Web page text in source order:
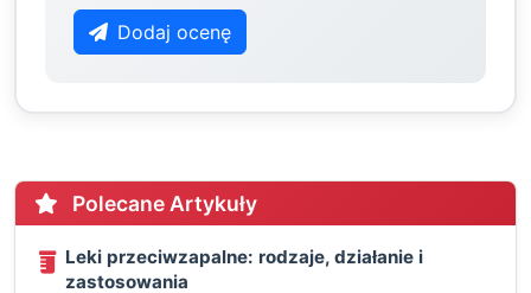
Dodaj ocenę
Polecane Artykuły
Leki przeciwzapalne: rodzaje, działanie i
zastosowania